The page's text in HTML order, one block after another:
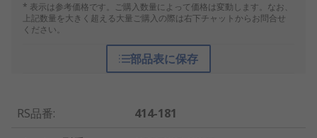
* 表示は参考価格です。ご購入数量によって価格は変動します。なお、
上記数量を大きく超える大量ご購入の際は右下チャットからお問合せ
ください。
部品表に保存
RS品番:
414-181